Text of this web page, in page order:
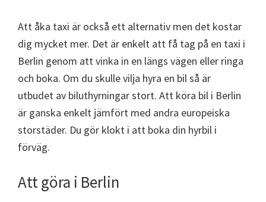
Att åka taxi är också ett alternativ men det kostar
dig mycket mer. Det är enkelt att få tag på en taxi i
Berlin genom att vinka in en längs vägen eller ringa
och boka. Om du skulle vilja hyra en bil så är
utbudet av biluthyrningar stort. Att köra bil i Berlin
är ganska enkelt jämfört med andra europeiska
storstäder. Du gör klokt i att boka din hyrbil i
förväg.
Att göra i Berlin